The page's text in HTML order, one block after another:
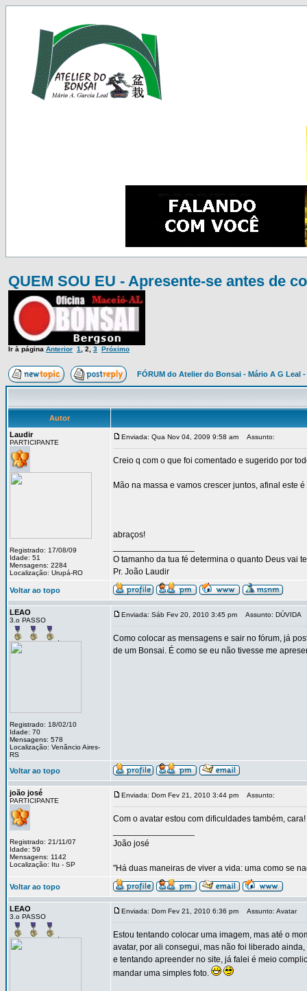
QUEM SOU EU - Apresente-se antes de
Ir à página Anterior 1 2 3 Próximo
FÓRUM do Atelier do Bonsai - Mário A G Leal
Autor
Laudir
PARTICIPANTE
Registrado: 17/08/09
Idade: 51
Mensagens: 2284
Localização: Urupá-RO
Enviada: Qua Nov 04, 2009 9:58 am Assunto:
Creio q com o que foi comentado e sugerido por
Mão na massa e vamos crescer juntos, afinal este
abraços!
O tamanho da tua fé determina o quanto Deus vai
Pr. João Laudir
Voltar ao topo
LEAO
3.o PASSO
Registrado: 18/02/10
Idade: 70
Mensagens: 578
Localização: Venâncio Aires-
RS
Enviada: Sáb Fev 20, 2010 3:45 pm Assunto: DÚVIDA
Como colocar as mensagens e sair no fórum, já
de um Bonsai. É como se eu não tivesse me
Voltar ao topo
joão josé
PARTICIPANTE
Registrado: 21/11/07
Idade: 59
Mensagens: 1142
Localização: Itu - SP
Enviada: Dom Fev 21, 2010 3:44 pm Assunto:
Com o avatar estou com dificuldades também,
João josé
"Há duas maneiras de viver a vida: uma como se
Voltar ao topo
LEAO
3.o PASSO
Enviada: Dom Fev 21, 2010 6:36 pm Assunto: Avatar
Estou tentando colocar uma imagem, mas até o
avatar, por ali consegui, mas não foi liberado
e tentando apreender no site, já falei é meio
mandar uma simples foto.